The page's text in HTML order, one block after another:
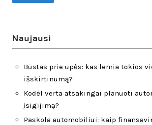
Naujausi
Būstas prie upės: kas lemia tokios
išskirtinumą?
Kodėl verta atsakingai planuoti
įsigijimą?
Paskola automobiliui: kaip